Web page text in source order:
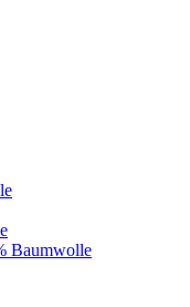
Baumwolle